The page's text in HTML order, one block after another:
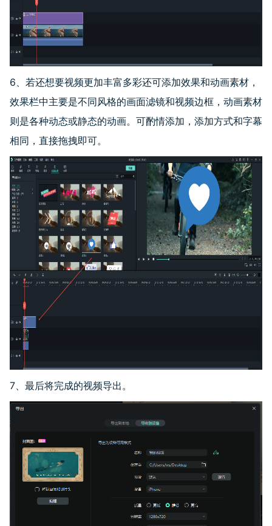
6、若还想要视频更加丰富多彩还可添加效果和动画素材，
效果栏中主要是不同风格的画面滤镜和视频边框，动画素材
则是各种动态或静态的动画。可酌情添加，添加方式和字幕
相同，直接拖拽即可。
7、最后将完成的视频导出。